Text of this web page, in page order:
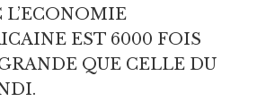
L’ECONOMIE
EST 6000 FOIS
QUE CELLE DU